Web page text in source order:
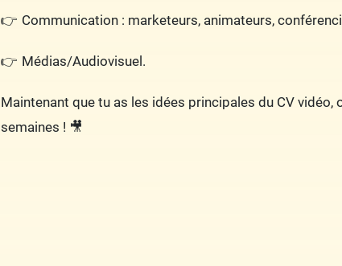
Communication : marketeurs, animateurs,
Médias/Audiovisuel.
Maintenant que tu as les idées principales du CV vidéo,
semaines ! 🎥